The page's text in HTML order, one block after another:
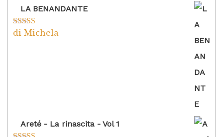
LA BENANDANTE
Valutato5su
di Michela
Areté - La rinascita - Vol 1